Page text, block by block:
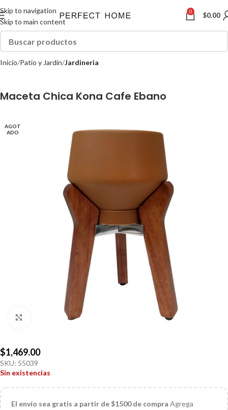
Skip to navigation
Skip to main content
0 $0.00
Inicio Patio y Jardin Jardineria
Maceta Chica Kona Cafe Ebano
AGOT
ADO
Click to enlarge
$1,469.00
SKU: 55039
Sin existencias
El envío sea gratis a partir de $1500 de compra Agrega